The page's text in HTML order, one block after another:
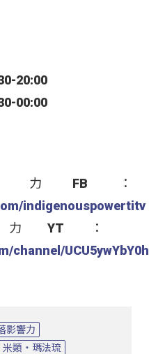
20:00
00:00
FB：
indigenouspowertitv
YT：
channel/
影響力
米類‧瑪法琉